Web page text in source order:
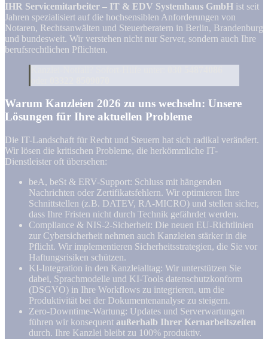
IHR Servicemitarbeiter – IT & EDV Systemhaus GmbH ist seit
Jahren spezialisiert auf die hochsensiblen Anforderungen von
Notaren, Rechtsanwälten und Steuerberatern in Berlin, Brandenburg
und bundesweit. Wir verstehen nicht nur Server, sondern auch Ihre
berufsrechtlichen Pflichten.
Warum Kanzleien 2026 zu uns wechseln: Unsere
Lösungen für Ihre aktuellen Probleme
Die IT-Landschaft für Recht und Steuern hat sich radikal verändert.
Wir lösen die kritischen Probleme, die herkömmliche IT-
Dienstleister oft übersehen:
beA, beSt & ERV-Support: Schluss mit hängenden
Nachrichten oder Zertifikatsfehlern. Wir optimieren Ihre
Schnittstellen (z.B. DATEV, RA-MICRO) und stellen sicher,
dass Ihre Fristen nicht durch Technik gefährdet werden.
Compliance & NIS-2-Sicherheit: Die neuen EU-Richtlinien
zur Cybersicherheit nehmen auch Kanzleien stärker in die
Pflicht. Wir implementieren Sicherheitsstrategien, die Sie vor
Haftungsrisiken schützen.
KI-Integration in den Kanzleialltag: Wir unterstützen Sie
dabei, Sprachmodelle und KI-Tools datenschutzkonform
(DSGVO) in Ihre Workflows zu integrieren, um die
Produktivität bei der Dokumentenanalyse zu steigern.
Zero-Downtime-Wartung: Updates und Serverwartungen
führen wir konsequent außerhalb Ihrer Kernarbeitszeiten
durch. Ihre Kanzlei bleibt zu 100% produktiv.